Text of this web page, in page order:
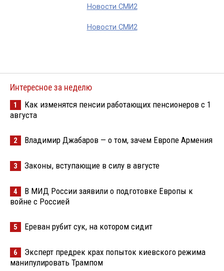
Новости СМИ2
Новости СМИ2
Интересное за неделю
1
Как изменятся пенсии работающих пенсионеров с 1
августа
2 Владимир Джабаров — о том, зачем Европе Армения
3 Законы, вступающие в силу в августе
4
В МИД России заявили о подготовке Европы к
войне с Россией
5 Ереван рубит сук, на котором сидит
6
Эксперт предрек крах попыток киевского режима
манипулировать Трампом